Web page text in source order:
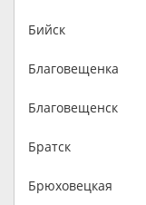
Бийск
Благовещенка
Благовещенск
Братск
Брюховецкая